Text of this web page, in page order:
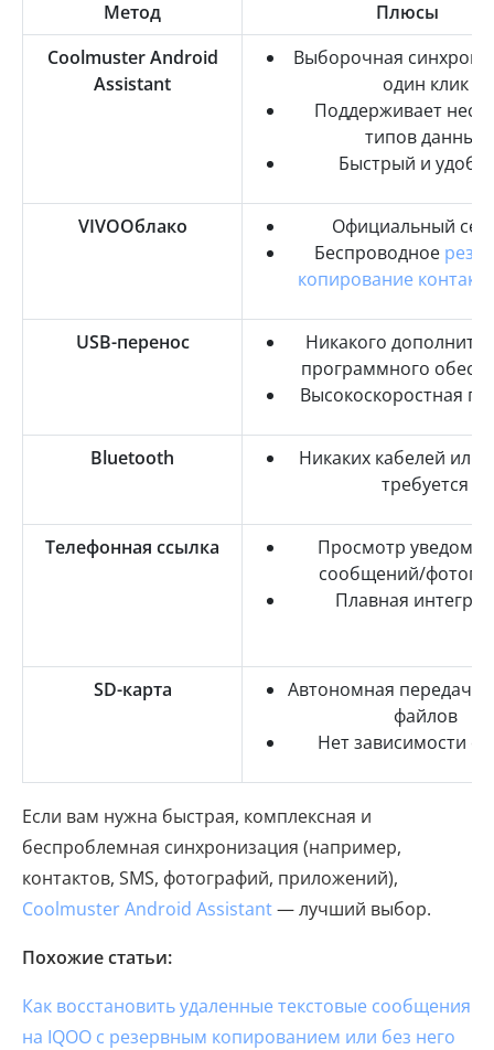
Метод
Плюсы
Coolmuster Android
Assistant
Выборочная
один клик
Поддерживает
типов данных
Быстрый и
VIVOОблако
Официальный
Беспроводное
копирование
USB-перенос
Никакого
программного
Высокоскоростная
Bluetooth
Никаких кабелей или
требуется
Телефонная ссылка
Просмотр
сообщений/
Плавная
SD-карта
Автономная передача
файлов
Нет зависимости от
Если вам нужна быстрая, комплексная и
беспроблемная синхронизация (например,
контактов, SMS, фотографий, приложений),
Coolmuster Android Assistant— лучший выбор.
Похожие статьи:
Как восстановить удаленные текстовые сообщения
на IQOO с резервным копированием или без него